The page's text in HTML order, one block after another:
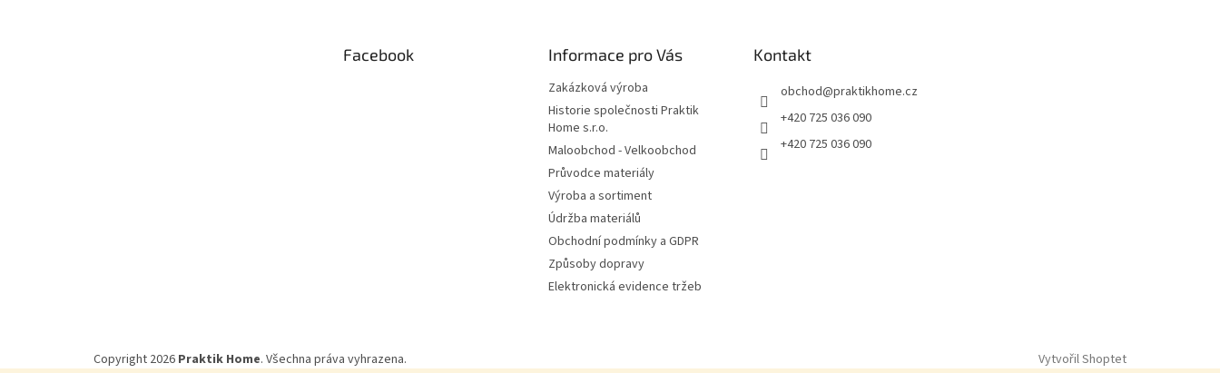
Facebook Informace pro Vás
Zakázková výroba
Historie společnosti Praktik
Home s.r.o.
Maloobchod - Velkoobchod
Průvodce materiály
Výroba a sortiment
Údržba materiálů
Obchodní podmínky a GDPR
Způsoby dopravy
Elektronická evidence tržeb
Kontakt
obchod@praktikhome.cz
+420 725 036 090
+420 725 036 090
Vytvořil Shoptet
Copyright 2026 Praktik Home. Všechna práva vyhrazena.